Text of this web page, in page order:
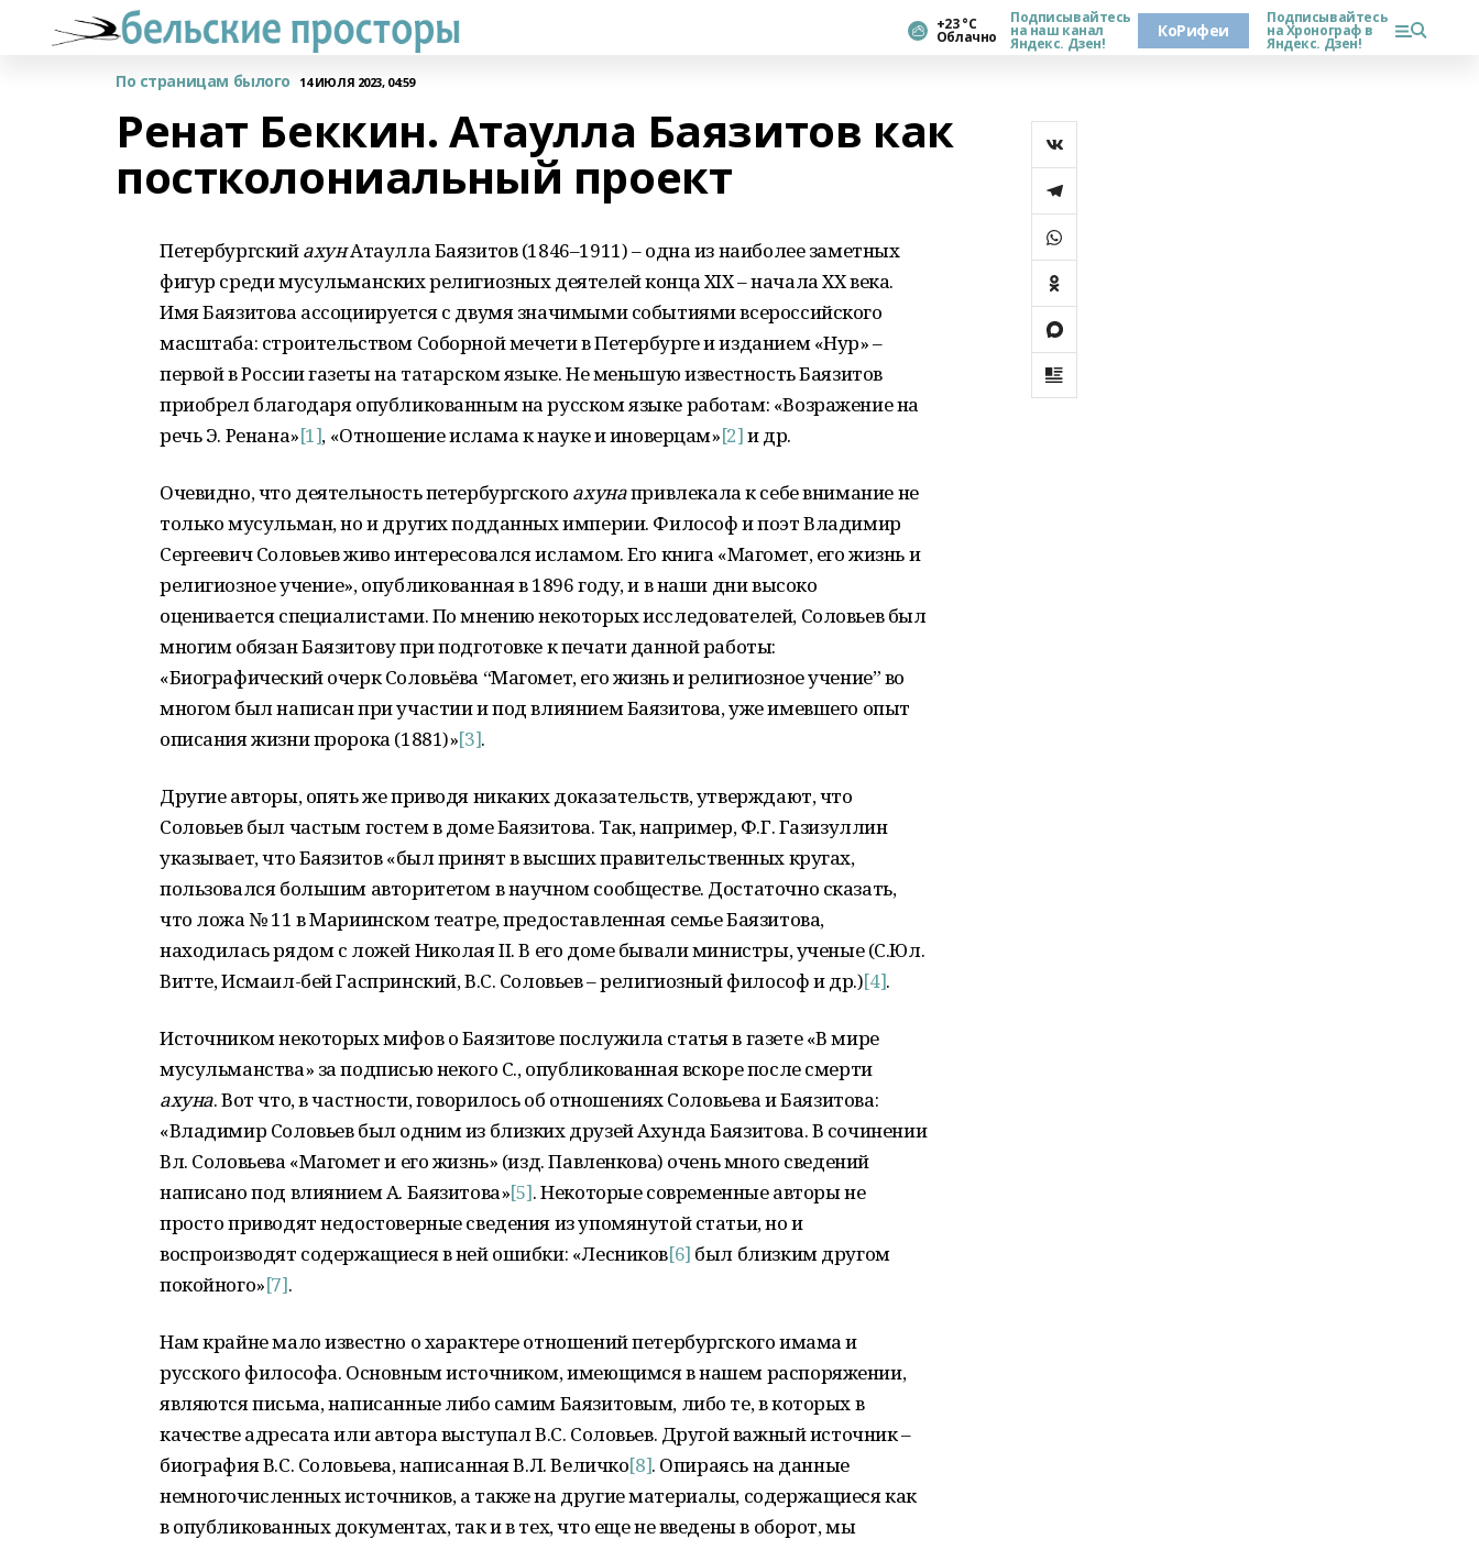
+23 °С
Облачно
Подписывайтесь
на наш канал
Яндекс. Дзен!
КоРифеи
Подписывайтесь
на Хронограф в
Яндекс. Дзен!
По страницам былого 14 ИЮЛЯ 2023, 04:59
Ренат Беккин. Атаулла Баязитов как
постколониальный проект
ПетербургскийахунАтаулла Баязитов (1846–1911) – одна из наиболее заметных
фигур среди мусульманских религиозных деятелей конца XIX – начала XX века.
Имя Баязитова ассоциируется с двумя значимыми событиями всероссийского
масштаба: строительством Соборной мечети в Петербурге и изданием «Нур» –
первой в России газеты на татарском языке. Не меньшую известность Баязитов
приобрел благодаря опубликованным на русском языке работам: «Возражение на
речь Э. Ренана»[1], «Отношение ислама к науке и иноверцам»[2]и др.
Очевидно, что деятельность петербургского ахунапривлекала к себе внимание не
только мусульман, но и других подданных империи. Философ и поэт Владимир
Сергеевич Соловьев живо интересовался исламом. Его книга «Магомет, его жизнь и
религиозное учение», опубликованная в 1896 году, и в наши дни высоко
оценивается специалистами. По мнению некоторых исследователей, Соловьев был
многим обязан Баязитову при подготовке к печати данной работы:
«Биографический очерк Соловьёва “Магомет, его жизнь и религиозное учение” во
многом был написан при участии и под влиянием Баязитова, уже имевшего опыт
описания жизни пророка (1881)»[3].
Другие авторы, опять же приводя никаких доказательств, утверждают, что
Соловьев был частым гостем в доме Баязитова. Так, например, Ф.Г. Газизуллин
указывает, что Баязитов «был принят в высших правительственных кругах,
пользовался большим авторитетом в научном сообществе. Достаточно сказать,
что ложа № 11 в Мариинском театре, предоставленная семье Баязитова,
находилась рядом с ложей Николая II. В его доме бывали министры, ученые (С.Юл.
Витте, Исмаил-бей Гаспринский, В.С. Соловьев – религиозный философ и др.)[4].
Источником некоторых мифов о Баязитове послужила статья в газете «В мире
мусульманства» за подписью некого С., опубликованная вскоре после смерти
ахуна. Вот что, в частности, говорилось об отношениях Соловьева и Баязитова:
«Владимир Соловьев был одним из близких друзей Ахунда Баязитова. В сочинении
Вл. Соловьева «Магомет и его жизнь» (изд. Павленкова) очень много сведений
написано под влиянием А. Баязитова»[5]. Некоторые современные авторы не
просто приводят недостоверные сведения из упомянутой статьи, но и
воспроизводят содержащиеся в ней ошибки: «Лесников[6] был близким другом
покойного»[7].
Нам крайне мало известно о характере отношений петербургского имама и
русского философа. Основным источником, имеющимся в нашем распоряжении,
являются письма, написанные либо самим Баязитовым, либо те, в которых в
качестве адресата или автора выступал В.С. Соловьев. Другой важный источник –
биография В.С. Соловьева, написанная В.Л. Величко[8]. Опираясь на данные
немногочисленных источников, а также на другие материалы, содержащиеся как
в опубликованных документах, так и в тех, что еще не введены в оборот, мы